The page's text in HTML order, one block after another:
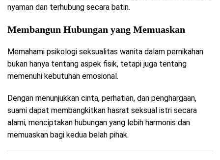
nyaman dan terhubung secara batin.
Membangun Hubungan yang Memuaskan
Memahami psikologi seksualitas wanita dalam pernikahan
bukan hanya tentang aspek fisik, tetapi juga tentang
memenuhi kebutuhan emosional.
Dengan menunjukkan cinta, perhatian, dan penghargaan,
suami dapat membangkitkan hasrat seksual istri secara
alami, menciptakan hubungan yang lebih harmonis dan
memuaskan bagi kedua belah pihak.